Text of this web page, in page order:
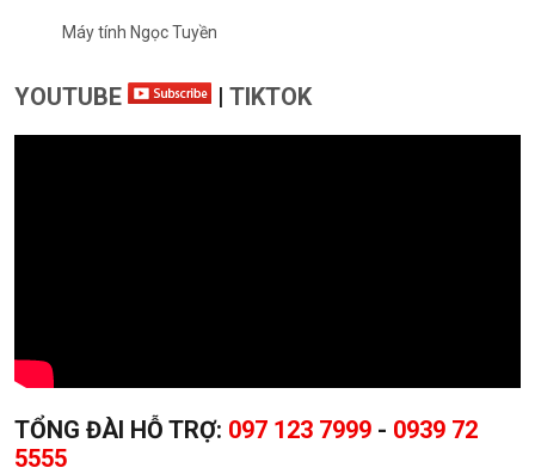
Máy tính Ngọc Tuyền
YOUTUBE | TIKTOK
TỔNG ĐÀI HỖ TRỢ: 097 123 7999 - 0939 72
5555